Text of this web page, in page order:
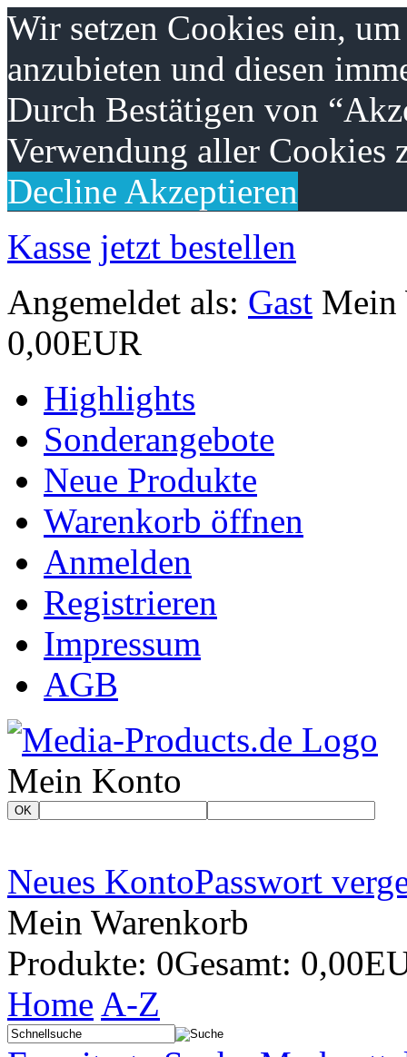
Wir setzen Cookies ein,
anzubieten und diesen
Durch Bestätigen von
Verwendung aller Cookies
Decline Akzeptieren
Kasse jetzt bestellen
Angemeldet als: Gast Mein
0,00EUR
Highlights
Sonderangebote
Neue Produkte
Warenkorb öffnen
Anmelden
Registrieren
Impressum
AGB
Mein Konto
OK
Neues KontoPasswort
Mein Warenkorb
Produkte: 0Gesamt:
Home A-Z